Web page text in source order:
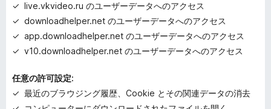
live.vkvideo.ru のユーザーデータへのアクセス
downloadhelper.net のユーザーデータへのアクセス
app.downloadhelper.net のユーザーデータへのアクセス
v10.downloadhelper.net のユーザーデータへのアクセス
任意の許可設定:
最近のブラウジング履歴、Cookie とその関連データの消去